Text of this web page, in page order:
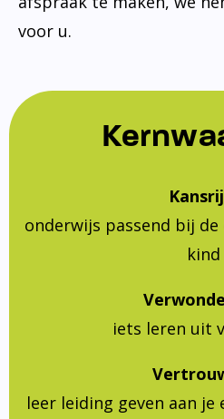
voor u.
onderwijs passend bij
kind
iets leren uit
leer leiding geven aan je